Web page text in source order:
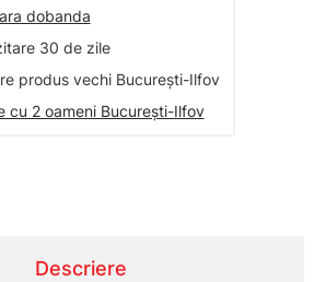
dobanda
30 de zile
produs vechi București-Ilfov
cu 2 oameni București-Ilfov
Descriere